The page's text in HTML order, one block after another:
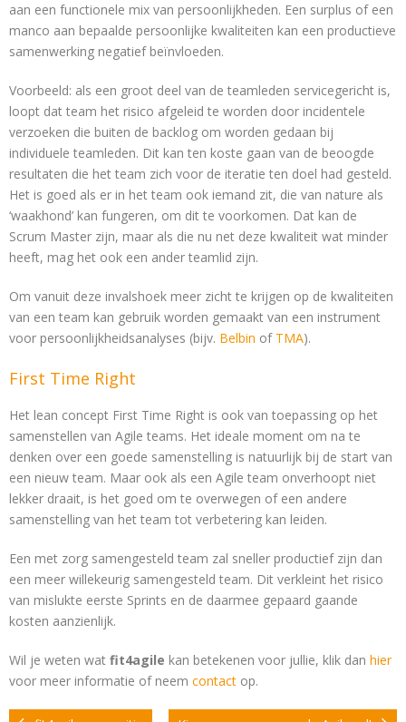
aan een functionele mix van persoonlijkheden. Een surplus of een
manco aan bepaalde persoonlijke kwaliteiten kan een productieve
samenwerking negatief beïnvloeden.
Voorbeeld: als een groot deel van de teamleden servicegericht is,
loopt dat team het risico afgeleid te worden door incidentele
verzoeken die buiten de backlog om worden gedaan bij
individuele teamleden. Dit kan ten koste gaan van de beoogde
resultaten die het team zich voor de iteratie ten doel had gesteld.
Het is goed als er in het team ook iemand zit, die van nature als
‘waakhond’ kan fungeren, om dit te voorkomen. Dat kan de
Scrum Master zijn, maar als die nu net deze kwaliteit wat minder
heeft, mag het ook een ander teamlid zijn.
Om vanuit deze invalshoek meer zicht te krijgen op de kwaliteiten
van een team kan gebruik worden gemaakt van een instrument
voor persoonlijkheidsanalyses (bijv. Belbin of TMA).
First Time Right
Het lean concept First Time Right is ook van toepassing op het
samenstellen van Agile teams. Het ideale moment om na te
denken over een goede samenstelling is natuurlijk bij de start van
een nieuw team. Maar ook als een Agile team onverhoopt niet
lekker draait, is het goed om te overwegen of een andere
samenstelling van het team tot verbetering kan leiden.
Een met zorg samengesteld team zal sneller productief zijn dan
een meer willekeurig samengesteld team. Dit verkleint het risico
van mislukte eerste Sprints en de daarmee gepaard gaande
kosten aanzienlijk.
Wil je weten wat fit4agile kan betekenen voor jullie, klik dan hier
voor meer informatie of neem contact op.